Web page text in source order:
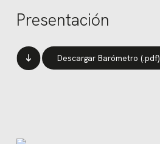
Presentación
Descargar Barómetro (.pdf)